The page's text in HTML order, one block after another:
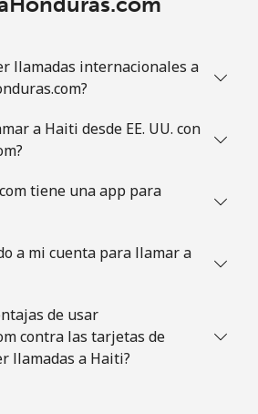
llamadas internacionales a
a Haiti desde EE. UU. con
tiene una app para
a mi cuenta para llamar a
de usar
contra las tarjetas de
llamadas a Haiti?